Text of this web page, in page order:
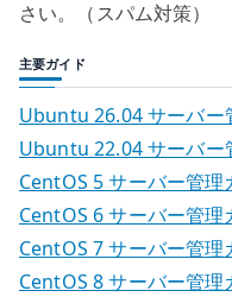
さい。（スパム対策）
主要ガイド
Ubuntu 26.04 サーバー
Ubuntu 22.04 サーバー
CentOS 5 サーバー管理
CentOS 6 サーバー管理
CentOS 7 サーバー管理
CentOS 8 サーバー管理